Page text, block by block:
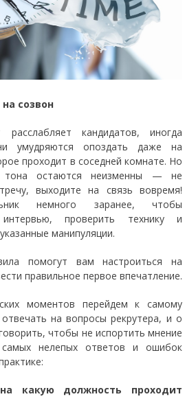
созвон
кандидатов, иногда
умудряются опоздать даже на
проходит в соседней комнате. Но
тона остаются неизменны — не
выходите на связь вовремя!
немного заранее, чтобы
проверить технику и
манипуляции.
помогут вам настроиться на
правильное первое впечатление.
моментов перейдем к самому
на вопросы рекрутера, и о
чтобы не испортить мнение
нелепых ответов и ошибок
какую должность проходит